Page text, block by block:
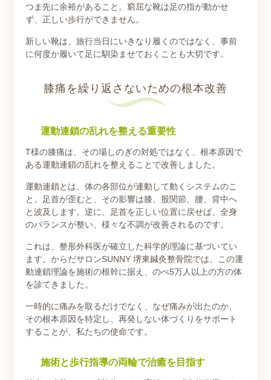
つま先に余裕があること。窮屈な靴は足の指が動かせ
ず、正しい歩行ができません。
新しい靴は、旅行当日にいきなり履くのではなく、事前
に何度か履いて足に馴染ませておくことも大切です。
膝痛を繰り返さないための根本改善
運動連鎖の乱れを整える重要性
T様の膝痛は、その場しのぎの対処ではなく、根本原因で
ある運動連鎖の乱れを整えることで改善しました。
運動連鎖とは、体の各部位が連動して動くシステムのこ
と。足首が歪むと、その影響は膝、股関節、腰、背中へ
と波及します。逆に、足首を正しい位置に戻せば、全身
のバランスが整い、様々な不調が改善されるのです。
これは、整形外科医が確立した科学的理論に基づいてい
ます。からだサロンSUNNY 堺東鍼灸整骨院では、この運
動連鎖理論を施術の根幹に据え、のべ5万人以上の方の体
を診てきました。
一時的に痛みを取るだけでなく、なぜ痛みが出たのか、
その根本原因を特定し、再発しない体づくりをサポート
することが、私たちの使命です。
施術と歩行指導の両輪で治癒を目指す